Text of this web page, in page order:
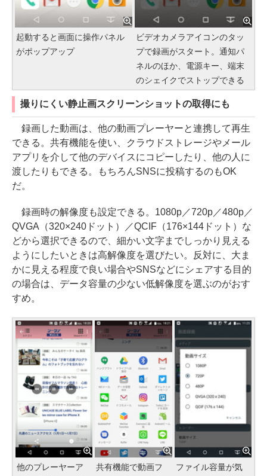
起動すると画面に操作パネル
がポップアップ
ビデオカメラアイコンのタッ
プで録画がスタート。通知パ
ネルのほか、電源キー、端末
のシェイクでストップできる
撮りにくい静止画スクリーンショットの取得にも
録画した動画は、他の動画プレーヤーと連携して再生
できる。共有機能を使い、クラウドストレージやメール
アプリを介して他のデバイスにコピーしたり、他の人に
渡したりもできる。もちろんSNSに投稿するのもOK
だ。
録画時の解像度も設定できる。1080p／720p／480p／
QVGA（320×240ドット）／QCIF（176×144ドット）な
どから選択できるので、細かい文字までしっかり見える
ようにしたいときは高解像度を選びたい。反対に、大ま
かに見える程度で良い場合やSNSなどにシェアする目的
の場合は、データ容量の少ない低解像度を選ぶのがおす
すめ。
他のプレーヤーア
共有機能で動画フ
ファイル容量が気